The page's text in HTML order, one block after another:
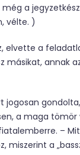
a
vélte. )
elvette a
másikat, annak
a maga
–
miszerint a